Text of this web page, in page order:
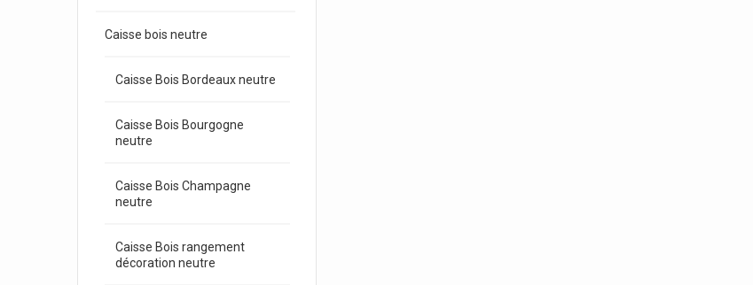
Caisse bois neutre
Caisse Bois Bordeaux neutre
Caisse Bois Bourgogne
neutre
Caisse Bois Champagne
neutre
Caisse Bois rangement
décoration neutre